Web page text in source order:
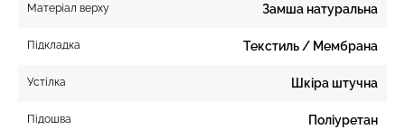
Матеріал верху Замша натуральна
Підкладка Текстиль / Мембрана
Устілка Шкіра штучна
Підошва Поліуретан